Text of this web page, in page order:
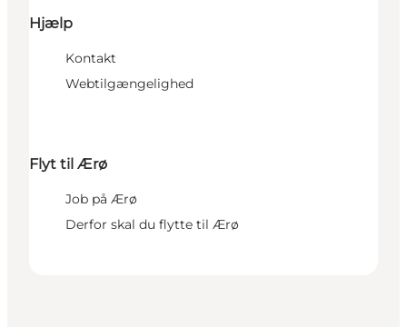
Hjælp
Kontakt
Webtilgængelighed
Flyt til Ærø
Job på Ærø
Derfor skal du flytte til Ærø